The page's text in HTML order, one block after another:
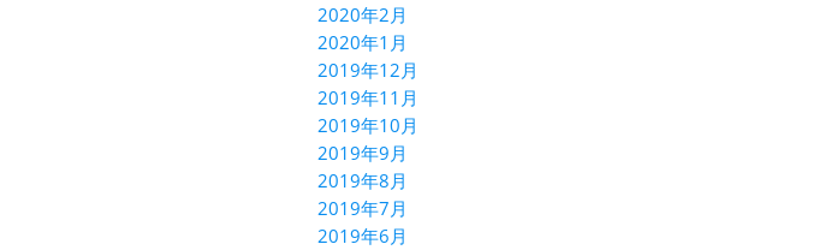
2020年2月
2020年1月
2019年12月
2019年11月
2019年10月
2019年9月
2019年8月
2019年7月
2019年6月